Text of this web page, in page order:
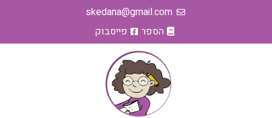
skedana@gmail.com
הספר
פייסבוק